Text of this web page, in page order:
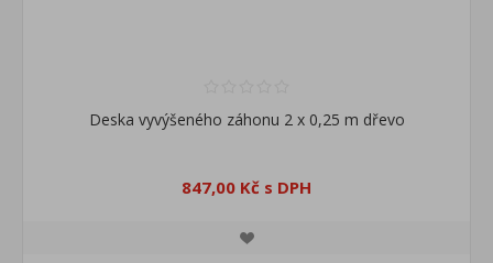
Deska vyvýšeného záhonu 2 x 0,25 m dřevo
847,00 Kč s DPH